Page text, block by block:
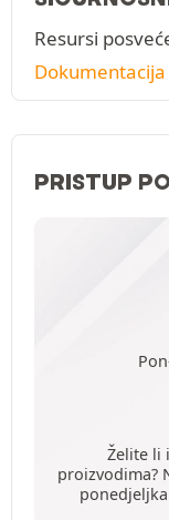
Resursi
Dokumentacija
PRISTUP
Želite li
proizvodima?